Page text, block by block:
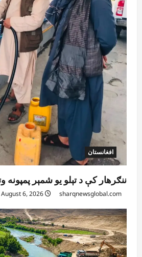
4
آمریکا
ټرمپ : ایران سره خبرې
غوره بولي
sharqnewsglobal.com
0
افغانستان
کورنیو چارو وزارت:
اسعارو د قاچاق هڅه
sharqnewsglobal.com
0
افغانستان
ننګرهار کې د تېلو یو شمېر
sharqnewsglobal.com